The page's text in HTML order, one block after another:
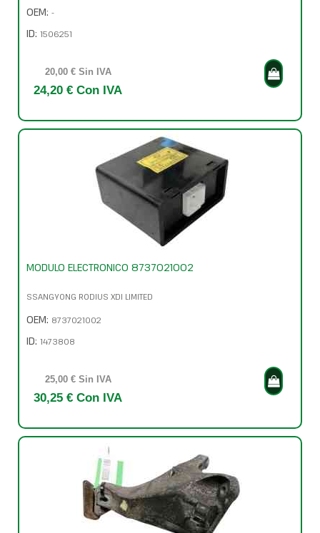
OEM: -
ID: 1506251
20,00 € Sin IVA
24,20 € Con IVA
MODULO ELECTRONICO 8737021002
SSANGYONG RODIUS XDI LIMITED
OEM: 8737021002
ID: 1473808
25,00 € Sin IVA
30,25 € Con IVA